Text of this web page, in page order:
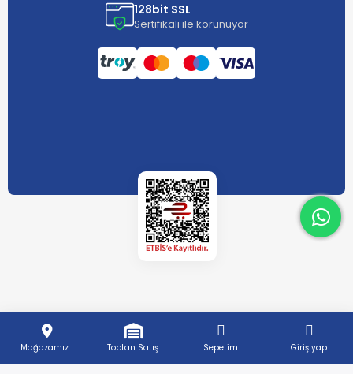
Mağazamız Toptan Satış Sepetim Giriş yap
128bit SSL
Sertifikalı ile korunuyor